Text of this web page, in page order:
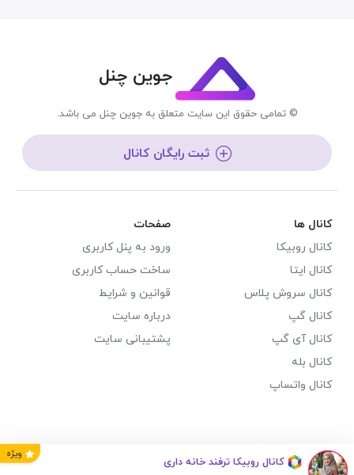
جوین چنل
© تمامی حقوق این سایت متعلق به جوین چنل می باشد.
ثبت رایگان کانال
کانال ها
کانال روبیکا
کانال ایتا
کانال سروش پلاس
کانال گپ
کانال آی گپ
کانال بله
کانال واتساپ
صفحات
ورود به پنل کاربری
ساخت حساب کاربری
قوانین و شرایط
درباره سایت
پشتیبانی سایت
ویژه
کانال روبیکا ترفند خانه داری